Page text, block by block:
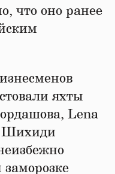
что оно ранее
яхты
Lena
Шихиди